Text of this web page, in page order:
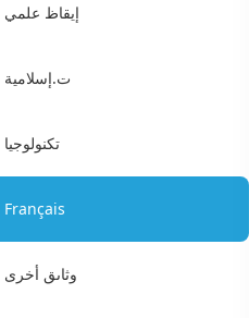
إيقاظ علمي
ت.إسلامية
تكنولوجيا
Français
وثاىق أخرى